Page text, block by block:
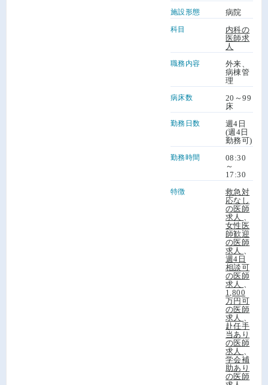
施設形態 病院
科目
内科の
医師求
人
職務内容
外来、
病棟管
理
病床数
20～99
床
勤務日数
週4日
(週4日
勤務可)
勤務時間
08:30
～
17:30
特徴
救急対
応なし
の医師
求人
女性医
師歓迎
の医師
求人
週4日
相談可
の医師
求人
1,800
万円可
の医師
求人
赴任手
当あり
の医師
求人
学会補
助あり
の医師